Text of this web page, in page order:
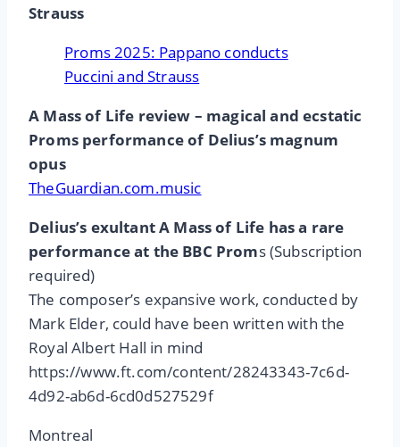
Strauss
Proms 2025: Pappano conducts
Puccini and Strauss
A Mass of Life review – magical and ecstatic
Proms performance of Delius’s magnum
opus
TheGuardian.com.music
Delius’s exultant A Mass of Life has a rare
performance at the BBC Proms (Subscription
required)
The composer’s expansive work, conducted by
Mark Elder, could have been written with the
Royal Albert Hall in mind
https://www.ft.com/content/28243343-7c6d-
4d92-ab6d-6cd0d527529f
Montreal